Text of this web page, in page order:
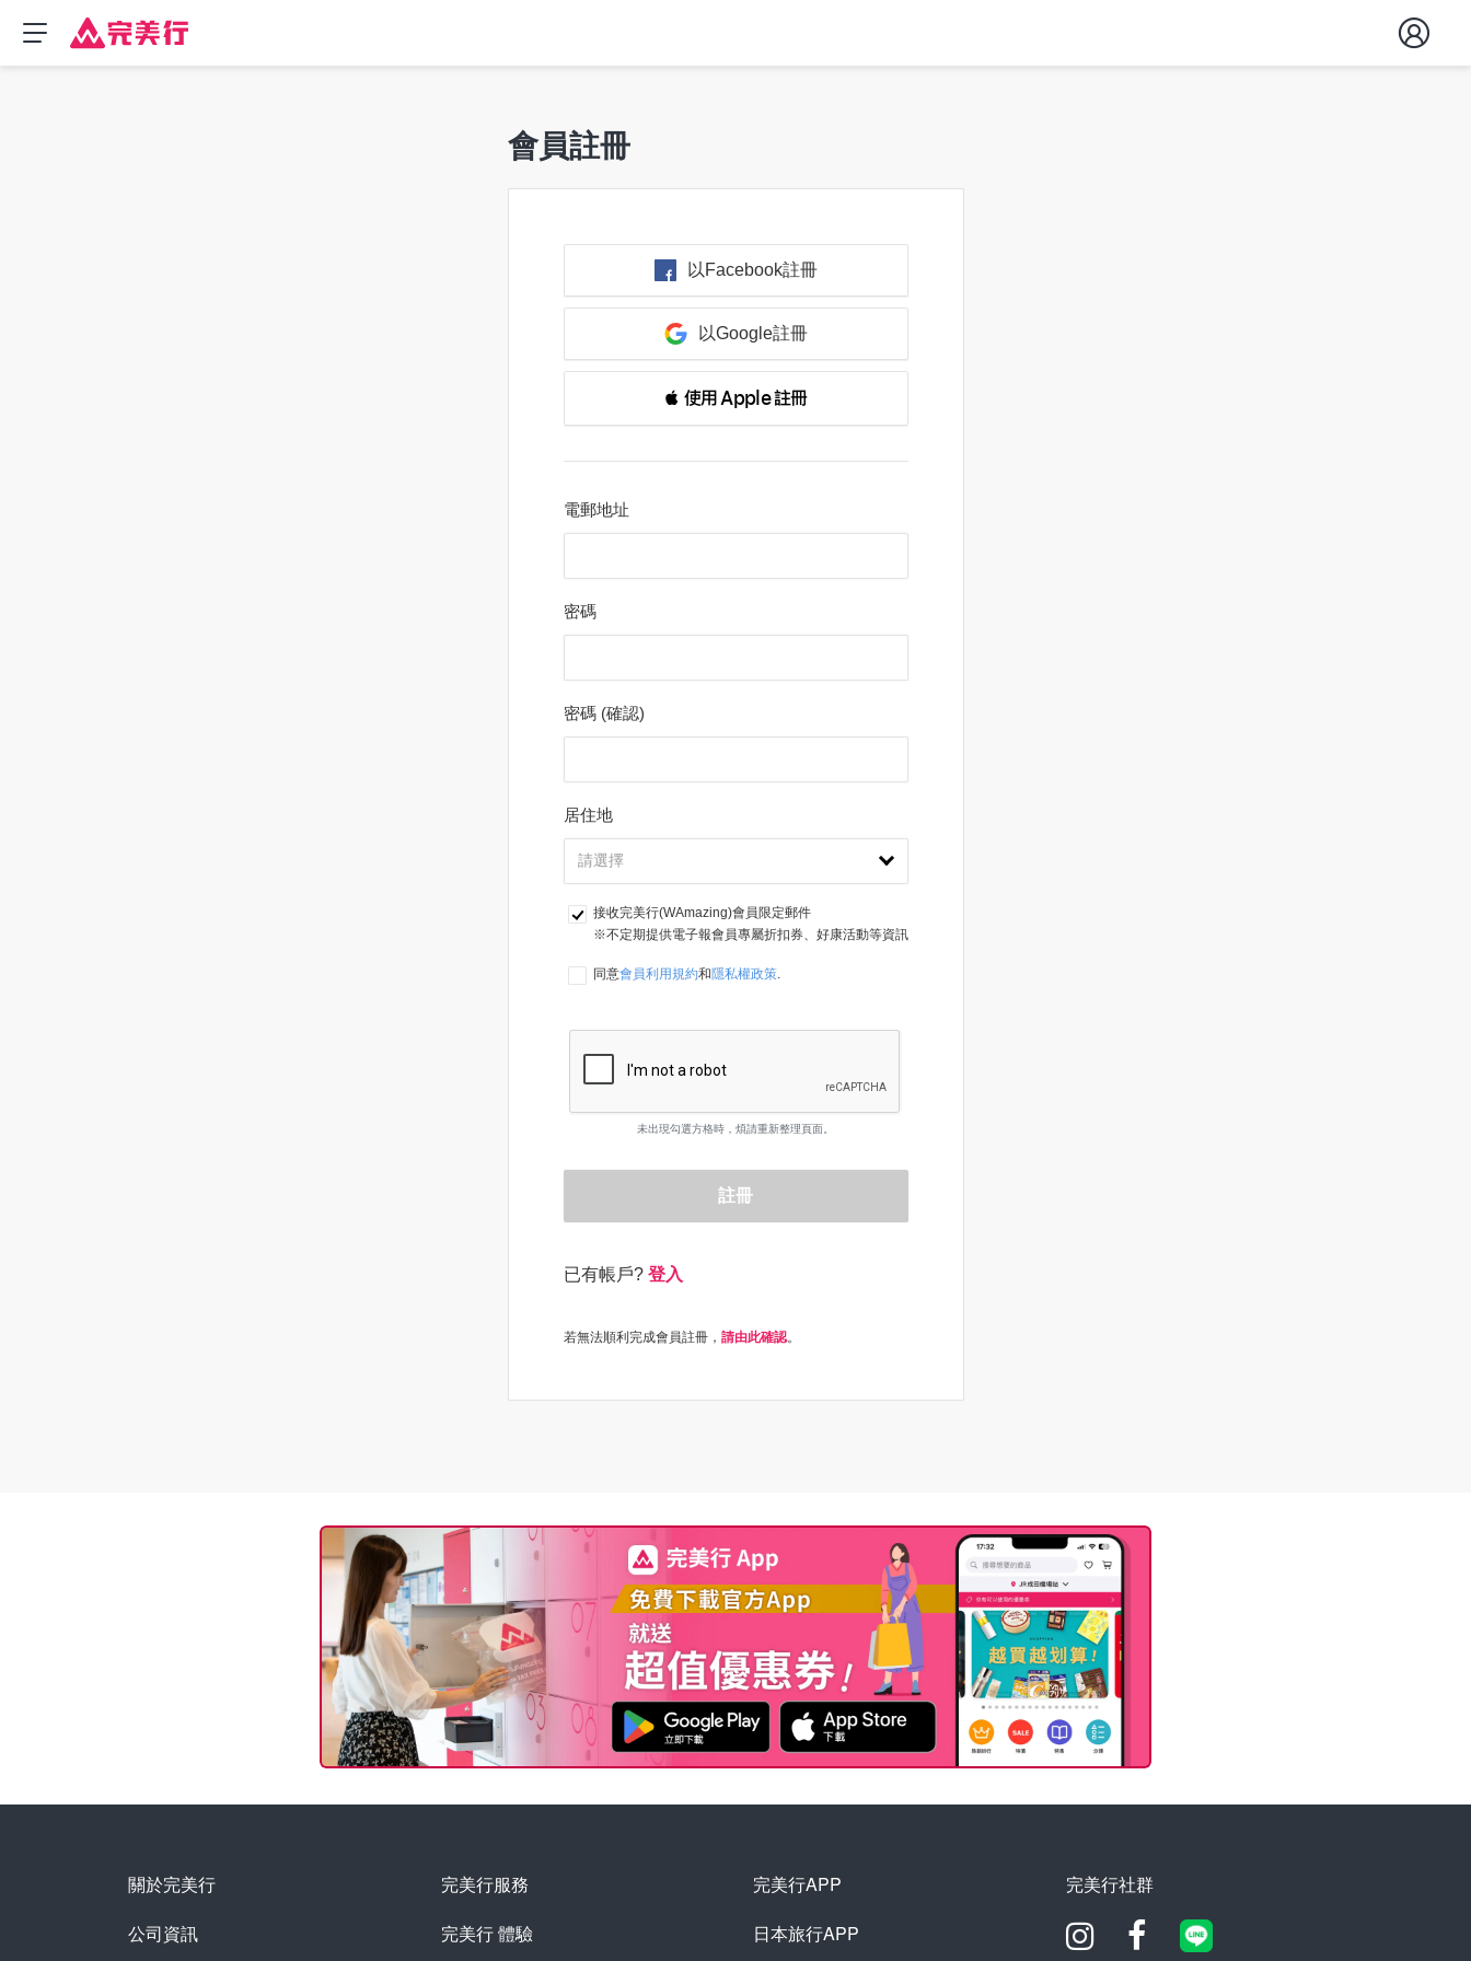
會員註冊
以Facebook註冊
以Google註冊
 使用 Apple 註冊
電郵地址
密碼
密碼 (確認)
居住地
接收完美行(WAmazing)會員限定郵件
※不定期提供電子報會員專屬折扣券、好康活動等資訊
同意會員利用規約和隱私權政策.
未出現勾選方格時，煩請重新整理頁面。
註冊
已有帳戶? 登入
若無法順利完成會員註冊， 請由此確認。
關於完美行
公司資訊
完美行服務
完美行體驗
完美行APP
日本旅行APP
完美行社群